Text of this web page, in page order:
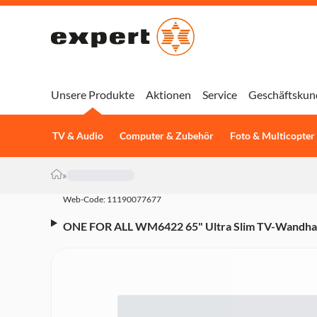
Unsere Produkte
TV & Audio Computer & Zubehör Foto & Multicopter
Aktionen Service
»
Web-Code: 11190077677
ONE FOR ALL WM6422 65" Ultra Slim TV-